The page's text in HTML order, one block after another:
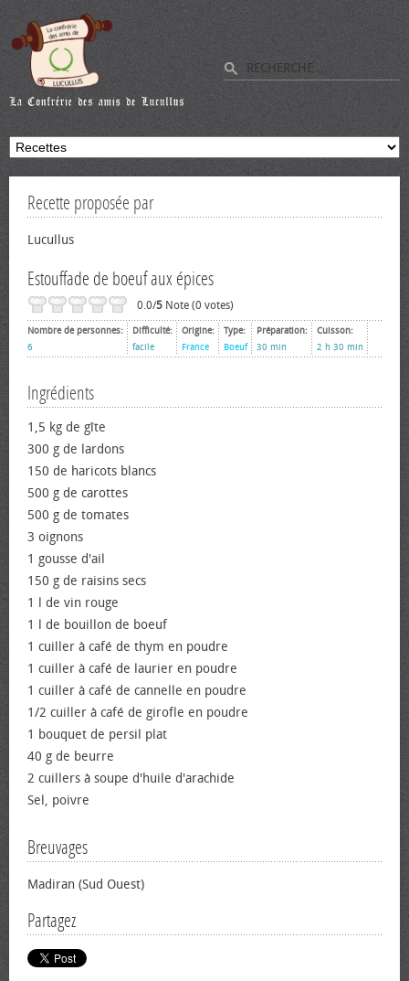
Recette proposée par
Lucullus
Estouffade de boeuf aux épices
0.0/5 Note (0 votes)
Nombre de personnes:
6
Difficulté:
facile
Origine:
France
Type:
Boeuf
Préparation:
30 min
Cuisson:
2 h 30 min
Ingrédients
1,5 kg de gîte
300 g de lardons
150 de haricots blancs
500 g de carottes
500 g de tomates
3 oignons
1 gousse d'ail
150 g de raisins secs
1 l de vin rouge
1 l de bouillon de bœuf
1 cuiller à café de thym en poudre
1 cuiller à café de laurier en poudre
1 cuiller à café de cannelle en poudre
1/2 cuiller à café de girofle en poudre
1 bouquet de persil plat
40 g de beurre
2 cuillers à soupe d'huile d'arachide
Sel, poivre
Breuvages
Madiran (Sud Ouest)
Partagez